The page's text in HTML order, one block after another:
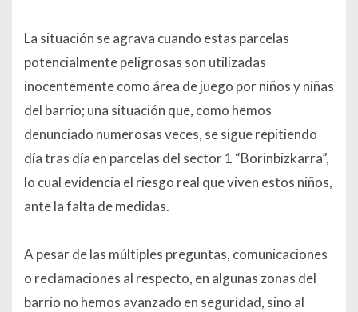
La situación se agrava cuando estas parcelas
potencialmente peligrosas son utilizadas
inocentemente como área de juego por niños y niñas
del barrio; una situación que, como hemos
denunciado numerosas veces, se sigue repitiendo
día tras día en parcelas del sector 1 “Borinbizkarra”,
lo cual evidencia el riesgo real que viven estos niños,
ante la falta de medidas.
A pesar de las múltiples preguntas, comunicaciones
o reclamaciones al respecto, en algunas zonas del
barrio no hemos avanzado en seguridad, sino al